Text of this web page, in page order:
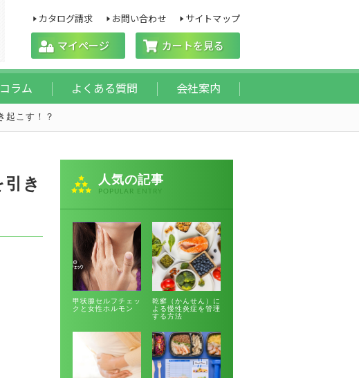
マイページ カートを見る
コラム よくある質問 会社案内
カタログ請求 お問い合わせ サイトマップ
起こす！？
き
人気の記事
POPULAR ENTRY
甲状腺セルフチェッ
クと女性ホルモン
乾癬（かんせん）に
よる慢性炎症を管理
する方法